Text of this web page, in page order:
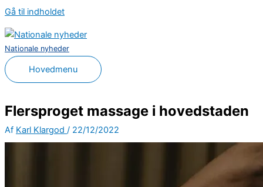
Gå til indholdet
Nationale nyheder
Hovedmenu
Flersproget massage i hovedstaden
Af Karl Klargod / 22/12/2022